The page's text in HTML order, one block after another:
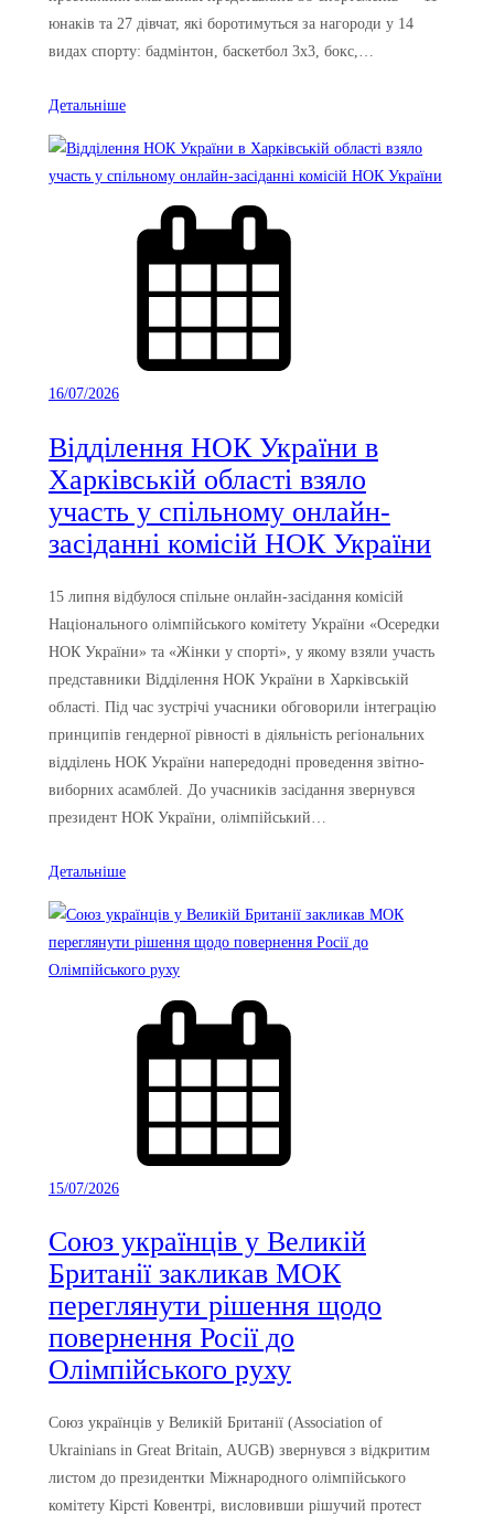
юнаків та 27 дівчат, які боротимуться за нагороди у 14
видах спорту: бадмінтон, баскетбол 3х3, бокс,…
Детальніше
16/07/2026
Відділення НОК України в
Харківській області взяло
участь у спільному онлайн-
засіданні комісій НОК України
15 липня відбулося спільне онлайн-засідання комісій
Національного олімпійського комітету України «Осередки
НОК України» та «Жінки у спорті», у якому взяли участь
представники Відділення НОК України в Харківській
області. Під час зустрічі учасники обговорили інтеграцію
принципів гендерної рівності в діяльність регіональних
відділень НОК України напередодні проведення звітно-
виборних асамблей. До учасників засідання звернувся
президент НОК України, олімпійський…
Детальніше
15/07/2026
Союз українців у Великій
Британії закликав МОК
переглянути рішення щодо
повернення Росії до
Олімпійського руху
Союз українців у Великій Британії (Association of
Ukrainians in Great Britain, AUGB) звернувся з відкритим
листом до президентки Міжнародного олімпійського
комітету Кірсті Ковентрі, висловивши рішучий протест